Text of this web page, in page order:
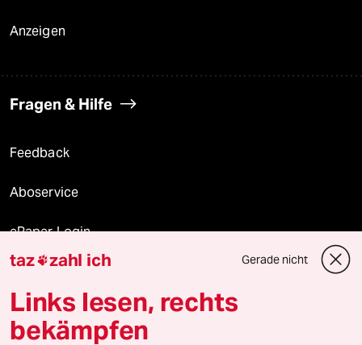
Anzeigen
Fragen & Hilfe
Feedback
Aboservice
ePaper Login
Downloads für Abonnierende
taz zahl ich Gerade nicht
Links lesen, rechts
bekämpfen